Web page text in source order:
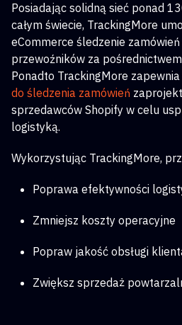
Posiadając solidną sieć ponad
całym świecie, TrackingMore
eCommerce śledzenie
przewoźników za
Ponadto TrackingMore
do śledzenia zamówień
sprzedawców Shopify w celu
logistyką.
Wykorzystując TrackingMore,
Poprawa efektywności
Zmniejsz koszty operacyjne
Popraw jakość obsługi
Zwiększ sprzedaż